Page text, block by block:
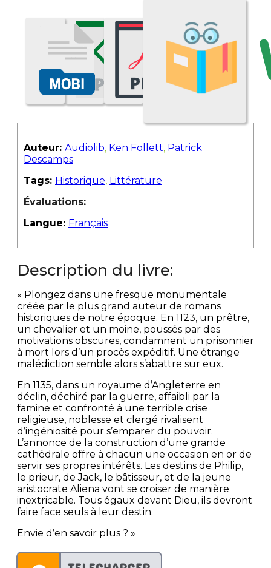
Auteur: Audiolib, Ken Follett, Patrick
Descamps
Tags: Historique, Littérature
Évaluations:
Langue: Français
Description du livre:
« Plongez dans une fresque monumentale
créée par le plus grand auteur de romans
historiques de notre époque. En 1123, un prêtre,
un chevalier et un moine, poussés par des
motivations obscures, condamnent un prisonnier
à mort lors d’un procès expéditif. Une étrange
malédiction semble alors s’abattre sur eux.
En 1135, dans un royaume d’Angleterre en
déclin, déchiré par la guerre, affaibli par la
famine et confronté à une terrible crise
religieuse, noblesse et clergé rivalisent
d’ingéniosité pour s’emparer du pouvoir.
L’annonce de la construction d’une grande
cathédrale offre à chacun une occasion en or de
servir ses propres intérêts. Les destins de Philip,
le prieur, de Jack, le bâtisseur, et de la jeune
aristocrate Aliena vont se croiser de manière
inextricable. Tous égaux devant Dieu, ils devront
faire face seuls à leur destin.
Envie d’en savoir plus ? »